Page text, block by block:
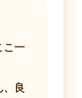
こ一
、良